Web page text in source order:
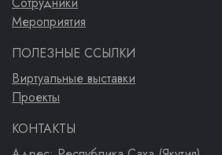
Мероприятия
ПОЛЕЗНЫЕ ССЫЛКИ
Виртуальные выставки
Проекты
КОНТАКТЫ